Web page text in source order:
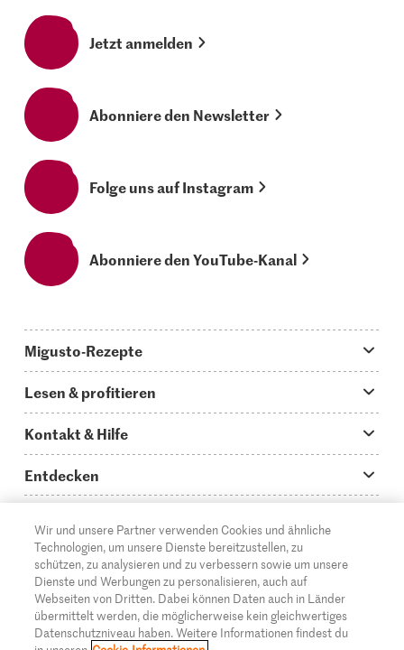
Jetzt anmelden
Abonniere den Newsletter
Folge uns auf Instagram
Abonniere den YouTube-Kanal
Migusto-Rezepte
Was koche ich heute?
Hauptgerichte
Schnelle & einfache Rezepte
Apéro & Fingerfood
Backen
Rezepte für Familien & Kinder
Lesen & profitieren
Storys
How to-Videos
Glossar
Migusto Login
Migusto Printmagazin
Kontakt & Hilfe
Infos zum Kochen mit Migusto
Kontakt
Mediadaten Werbetreibende
Impressum
Entdecken
Supermarkt
Migros Online
Über die Migros
Filialen
© 2026 Migros-Genossenschafts-Bund
DE FR IT
Wir und unsere Partner verwenden Cookies und ähnliche
Technologien, um unsere Dienste bereitzustellen, zu
schützen, zu analysieren und zu verbessern sowie um unsere
Dienste und Werbungen zu personalisieren, auch auf
Webseiten von Dritten. Dabei können Daten auch in Länder
übermittelt werden, die möglicherweise kein gleichwertiges
Datenschutzniveau haben. Weitere Informationen findest du